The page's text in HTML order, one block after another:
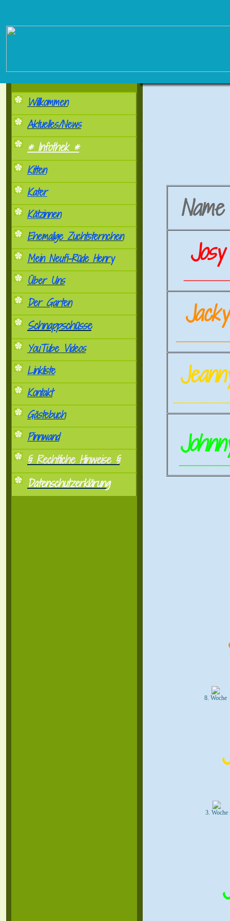
Willkommen
Aktuelles/News
* Infothek *
Kitten
Kater
Kätzinnen
Ehemalige Zuchtsternchen
Mein Neufi-Rüde Henry
Über Uns
Der Garten
Schnappschüsse
YouTube Videos
Linkliste
Kontakt
Gästebuch
Pinnwand
§ Rechtliche Hinweise §
Datenschutzerklärung
Josy
..............................................
8. Woche
3. Woche